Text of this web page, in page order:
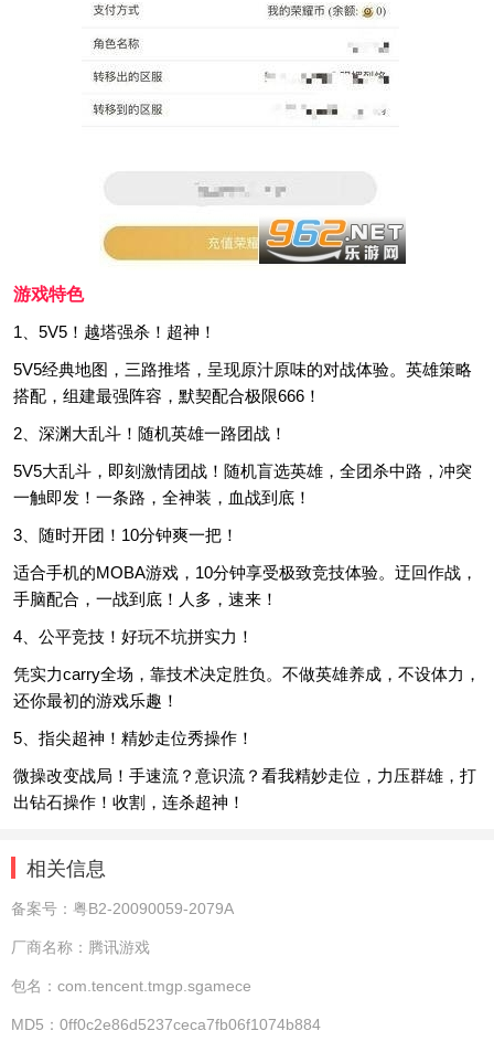
游戏特色
1、5V5！越塔强杀！超神！
5V5经典地图，三路推塔，呈现原汁原味的对战体验。英雄策略
搭配，组建最强阵容，默契配合极限666！
2、深渊大乱斗！随机英雄一路团战！
5V5大乱斗，即刻激情团战！随机盲选英雄，全团杀中路，冲突
一触即发！一条路，全神装，血战到底！
3、随时开团！10分钟爽一把！
适合手机的MOBA游戏，10分钟享受极致竞技体验。迂回作战，
手脑配合，一战到底！人多，速来！
4、公平竞技！好玩不坑拼实力！
凭实力carry全场，靠技术决定胜负。不做英雄养成，不设体力，
还你最初的游戏乐趣！
5、指尖超神！精妙走位秀操作！
微操改变战局！手速流？意识流？看我精妙走位，力压群雄，打
出钻石操作！收割，连杀超神！
相关信息
备案号： 粤B2-20090059-2079A
厂商名称： 腾讯游戏
包名： com.tencent.tmgp.sgamece
MD5： 0ff0c2e86d5237ceca7fb06f1074b884